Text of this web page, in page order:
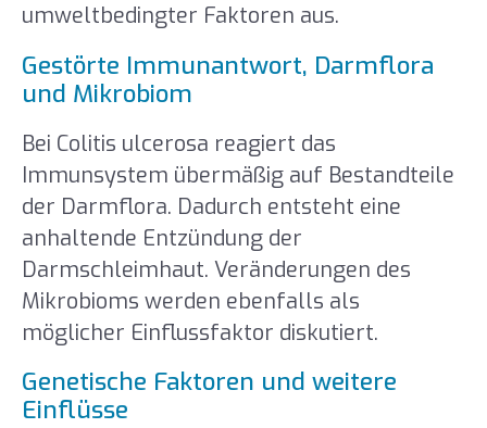
umweltbedingter Faktoren aus.
Gestörte Immunantwort, Darmflora
und Mikrobiom
Bei Colitis ulcerosa reagiert das
Immunsystem übermäßig auf Bestandteile
der Darmflora. Dadurch entsteht eine
anhaltende Entzündung der
Darmschleimhaut. Veränderungen des
Mikrobioms werden ebenfalls als
möglicher Einflussfaktor diskutiert.
Genetische Faktoren und weitere
Einflüsse